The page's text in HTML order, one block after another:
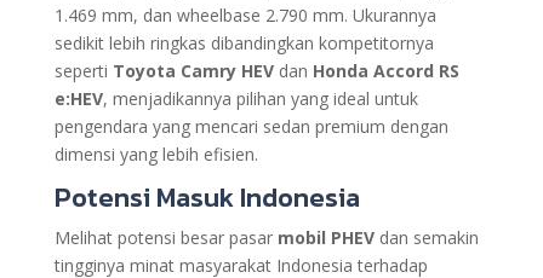
1.469 mm, dan wheelbase 2.790 mm. Ukurannya
sedikit lebih ringkas dibandingkan kompetitornya
seperti Toyota Camry HEVdan Honda Accord RS
e:HEV, menjadikannya pilihan yang ideal untuk
pengendara yang mencari sedan premium dengan
dimensi yang lebih efisien.
Potensi Masuk Indonesia
Melihat potensi besar pasar mobil PHEVdan semakin
tingginya minat masyarakat Indonesia terhadap